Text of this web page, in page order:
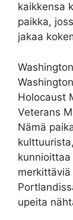
kaikkensa
paikka,
jakaa
Holocaust
Veterans
Nämä
upeita